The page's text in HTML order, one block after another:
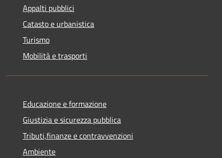
Appalti pubblici
Catasto e urbanistica
Turismo
Mobilità e trasporti
Educazione e formazione
Giustizia e sicurezza pubblica
Tributi,finanze e contravvenzioni
Ambiente